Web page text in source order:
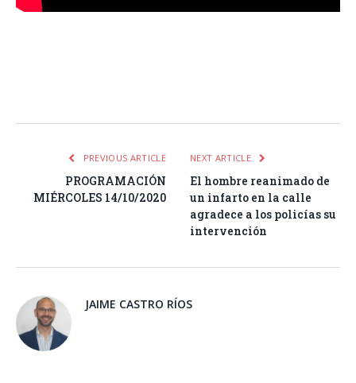
PREVIOUS ARTICLE
PROGRAMACIÓN
MIÉRCOLES 14/10/2020
NEXT ARTICLE
El hombre reanimado de
un infarto en la calle
agradece a los policías su
intervención
JAIME CASTRO RÍOS